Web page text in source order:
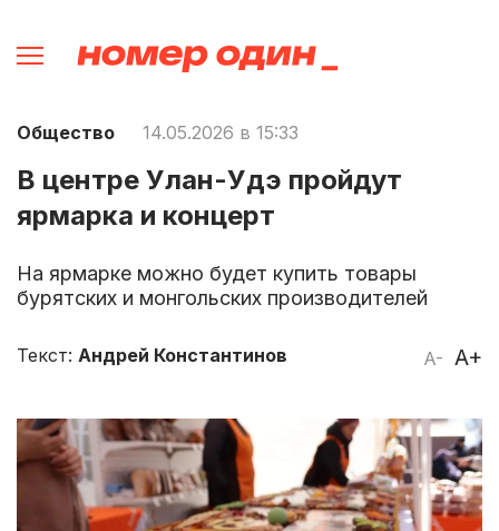
Общество 14.05.2026 в 15:33
В центре Улан-Удэ пройдут
ярмарка и концерт
На ярмарке можно будет купить товары
бурятских и монгольских производителей
A- A+
Текст: Андрей Константинов